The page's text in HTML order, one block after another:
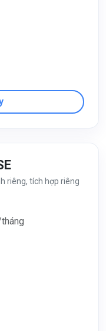
riêng, tích hợp riêng